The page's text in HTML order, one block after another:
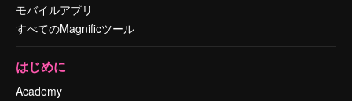
モバイルアプリ
すべてのMagnificツール
はじめに
Academy